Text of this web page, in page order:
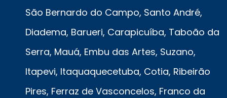
São Bernardo do Campo, Santo André,
Diadema, Barueri, Carapicuíba, Taboão da
Serra, Mauá, Embu das Artes, Suzano,
Itapevi, Itaquaquecetuba, Cotia, Ribeirão
Pires, Ferraz de Vasconcelos, Franco da